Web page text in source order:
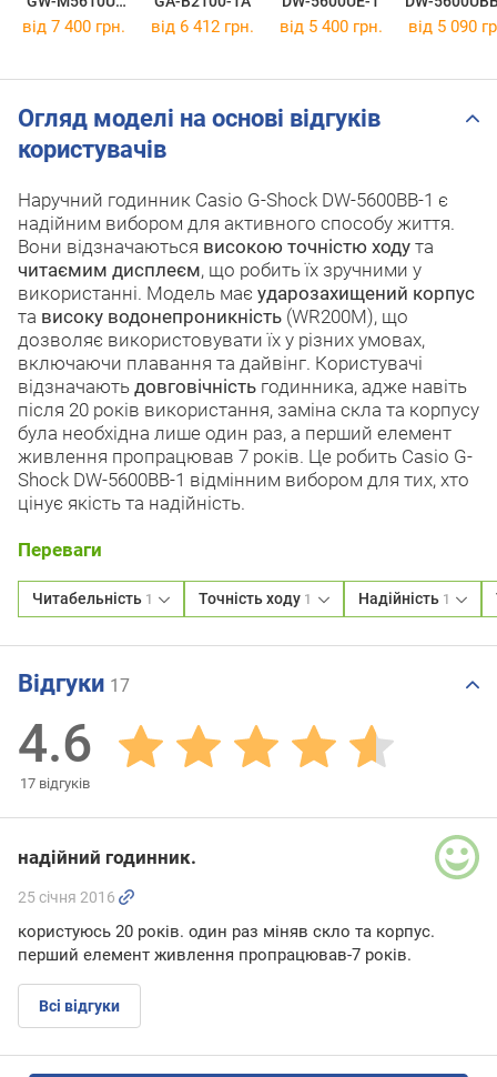
1E
від 7 400 грн. від 6 412 грн. від 5 400 грн. від 5 090
Огляд моделі на основі відгуків
користувачів
Наручний годинник Casio G-Shock DW-5600BB-1 є
надійним вибором для активного способу життя.
Вони відзначаються високою точністю ходу та
читаємим дисплеєм, що робить їх зручними у
використанні. Модель має ударозахищений корпус
та високу водонепроникність (WR200M), що
дозволяє використовувати їх у різних умовах,
включаючи плавання та дайвінг. Користувачі
відзначають довговічність годинника, адже навіть
після 20 років використання, заміна скла та корпусу
була необхідна лише один раз, а перший елемент
живлення пропрацював 7 років. Це робить Casio G-
Shock DW-5600BB-1 відмінним вибором для тих, хто
цінує якість та надійність.
Переваги
Читабельність 1 Точність ходу 1 Надійність 1
Відгуки 17
4.6
17 відгуків
надійний годинник.
25 січня 2016
користуюсь 20 років. один раз міняв скло та корпус.
перший елемент живлення пропрацював-7 років.
Всі відгуки